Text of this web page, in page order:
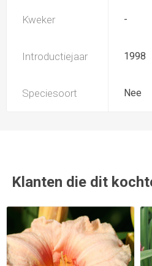
Kweker -
Introductiejaar 1998
Speciesoort Nee
Klanten die dit